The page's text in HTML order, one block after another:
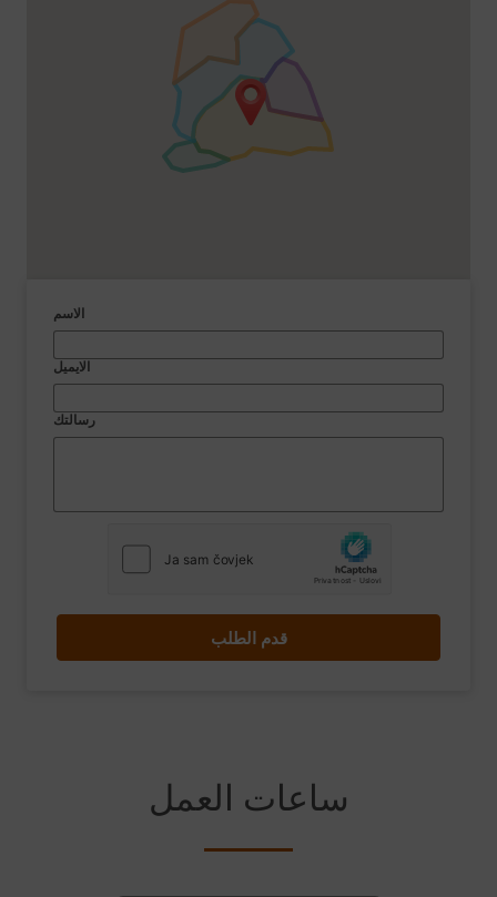
الاسم
الايميل
رسالتك
قدم الطلب
ساعات العمل